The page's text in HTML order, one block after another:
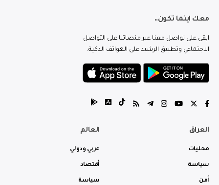
معك اينما تكون..
ابقى على تواصل معنا عبر منصاتنا على التواصل
الاجتماعي وتطبيق الرشيد على الهواتف الذكية.
العراق
محليات
سياسة
أمن
العالم
عربي ودولي
أقتصاد
سياسة